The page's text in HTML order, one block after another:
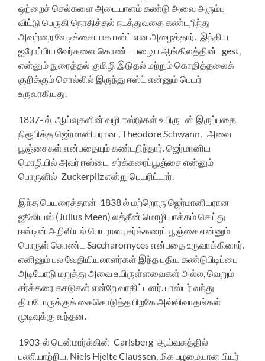
ஒற்றைச் செல்களை அடையாளம் கண்டு அவை அரும்பு
விட்டு பெருகி நொதித்தல் நடத்துவதை கண்டறிந்து
அவற்றை வேடிக்கையாக ஈஸ்ட் என அழைத்தார். இந்திய
ஐரோப்பிய வேர்களை கொண்ட பழைய ஆங்கிலத்தின் gest,
என்னும் நுரைத்தல் குமிழி இடுதல் மற்றும் கொதித்தலைக்
குறிக்கும் சொல்லில் இருந்து ஈஸ்ட் என்னும் பெயர்
உருவாகியது.
1837- ல் ஆய்வுகளின் வழி ஈஸ்டுகள் உயிருடன் இருப்பதை
நிரூபித்த ஜெர்மானியரான , Theodore Schwann, அவை
பூஞ்சைகள் என்பதையும் கண்டறிந்தார். ஜெர்மானிய
மொழியில் அவர் ஈஸ்டை சர்க்கரைப்பூஞ்சை என்னும்
பொருளில் Zuckerpilz என்று பெயரிட்டார்.
இந்த பெயரைத்தான் 1838 ல் மற்றொரு ஜெர்மானியரான
ஜூலியஸ் (Julius Meen) லத்தீன் மொழியாக்கம் செய்து
ஈஸ்டின் அறிவியல் பெயரான, சர்க்கரைப் பூஞ்சை என்னும்
பொருள் கொண்ட Saccharomyces என்பதை உருவாக்கினார்.
எனினும் பல வேதியியலாளர்கள் இந்த புதிய கண்டுபிடிப்பை
அடியோடு மறுத்து அவை உயிருள்ளவைகள் அல்ல, வெறும்
சர்க்கரை கசடுகள் என்றே வாதிட்டனர். பாஸ்டர் வந்து
தியடோருக்குக் கைகொடுத்த பிறகே அவ்விவாதங்கள்
முடிவுக்கு வந்தன.
1903-ல் டென்மார்க்கின் Carlsberg ஆய்வகத்தில்
பணியாற்றிய, Niels Hjelte Claussen, மிக பழமையான பியர்